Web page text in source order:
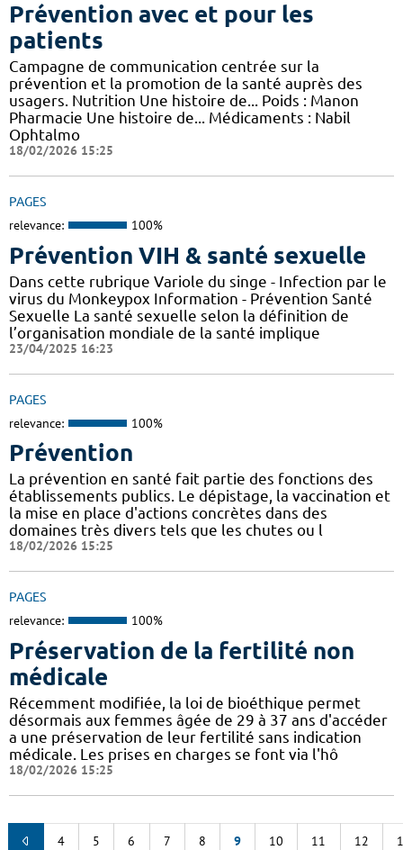
Prévention avec et pour les
patients
Campagne de communication centrée sur la
prévention et la promotion de la santé auprès des
usagers. Nutrition Une histoire de... Poids : Manon
Pharmacie Une histoire de... Médicaments : Nabil
Ophtalmo
18/02/2026 15:25
PAGES
relevance: 100%
Prévention VIH & santé sexuelle
Dans cette rubrique Variole du singe - Infection par le
virus du Monkeypox Information - Prévention Santé
Sexuelle La santé sexuelle selon la définition de
l’organisation mondiale de la santé implique
23/04/2025 16:23
PAGES
relevance: 100%
Prévention
La prévention en santé fait partie des fonctions des
établissements publics. Le dépistage, la vaccination et
la mise en place d'actions concrètes dans des
domaines très divers tels que les chutes ou l
18/02/2026 15:25
PAGES
relevance: 100%
Préservation de la fertilité non
médicale
Récemment modifiée, la loi de bioéthique permet
désormais aux femmes âgée de 29 à 37 ans d'accéder
a une préservation de leur fertilité sans indication
médicale. Les prises en charges se font via l'hô
18/02/2026 15:25
4 5 6 7 8 9 10 11 12